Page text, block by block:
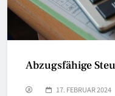
Abzugsfähige
17. FEBRUAR 2024